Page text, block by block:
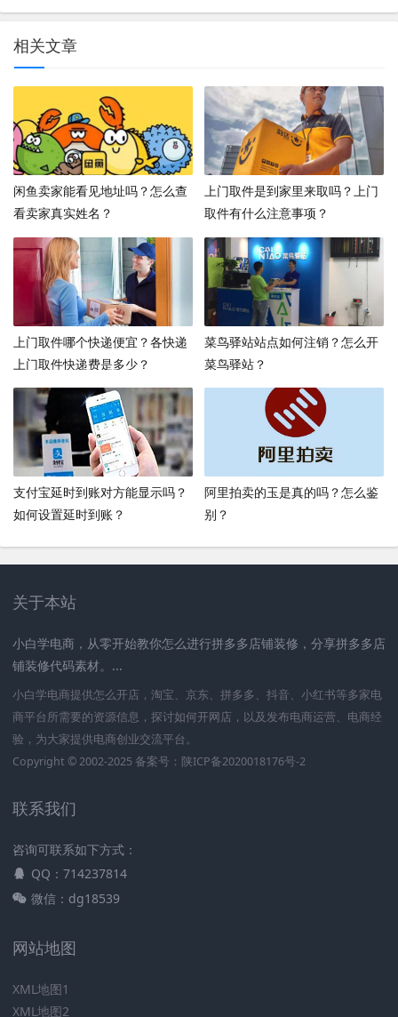
相关文章
闲鱼卖家能看见地址吗？怎么查
看卖家真实姓名？
上门取件是到家里来取吗？上门
取件有什么注意事项？
上门取件哪个快递便宜？各快递
上门取件快递费是多少？
菜鸟驿站站点如何注销？怎么开
菜鸟驿站？
支付宝延时到账对方能显示吗？
如何设置延时到账？
阿里拍卖的玉是真的吗？怎么鉴
别？
关于本站
小白学电商，从零开始教你怎么进行拼多多店铺装修，分享拼多多店
铺装修代码素材。...
小白学电商提供怎么开店，淘宝、京东、拼多多、抖音、小红书等多家电
商平台所需要的资源信息，探讨如何开网店，以及发布电商运营、电商经
验，为大家提供电商创业交流平台。
Copyright © 2002-2025 备案号： 陕ICP备2020018176号-2
联系我们
咨询可联系如下方式：
QQ：714237814
微信：dg18539
网站地图
XML地图1
XML地图2